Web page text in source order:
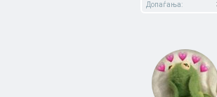
Допаѓања: